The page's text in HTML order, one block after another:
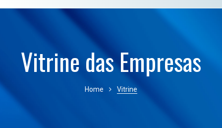
Vitrine das Empresas
Home Vitrine